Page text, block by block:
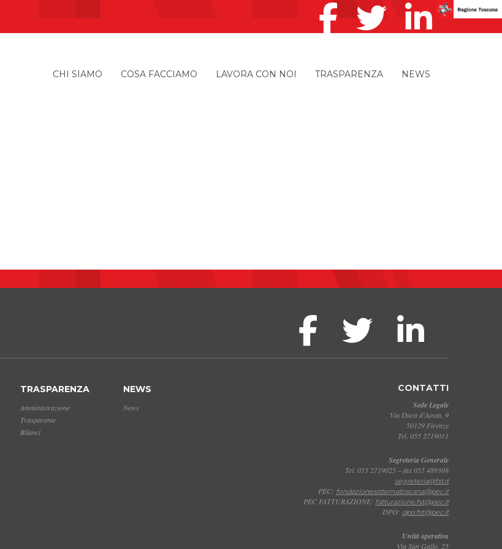
CHI SIAMO COSA FACCIAMO LAVORA CON NOI TRASPARENZA NEWS
TRASPARENZA
Amministrazione
Trasparente
Bilanci
NEWS
News
CONTATTI
Sede Legale
Via Duca d'Aosta, 9
50129 Firenze
Tel. 055 2719011
Segreteria Generale
Tel. 055 2719025 – fax 055 489308
segreteria@fst.it
PEC: fondazionesistematoscana@pec.it
PEC FATTURAZIONE: fatturazione.fst@pec.it
DPO: dpo.fst@pec.it
Unità operativa
Via San Gallo, 25